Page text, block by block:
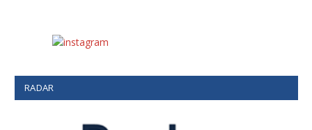
RADAR